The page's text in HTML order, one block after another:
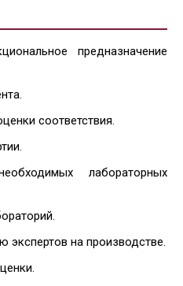
предназначение
соответствия.
лабораторных
экспертов на производстве.